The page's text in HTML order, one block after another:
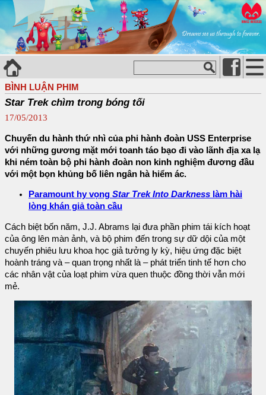
BÌNH LUẬN PHIM
Star Trek chìm trong bóng tối
17/05/2013
Chuyến du hành thứ nhì của phi hành đoàn USS Enterprise
với những gương mặt mới toanh táo bạo đi vào lãnh địa xa lạ
khi ném toàn bộ phi hành đoàn non kinh nghiệm đương đầu
với một bọn khủng bố liên ngân hà hiểm ác.
Paramount hy vọng Star Trek Into Darkness làm hài
lòng khán giả toàn cầu
Cách biệt bốn năm, J.J. Abrams lại đưa phần phim tái kích hoạt
của ông lên màn ảnh, và bộ phim đến trong sự dữ dội của một
chuyến phiêu lưu khoa học giả tưởng ly kỳ, hiệu ứng đặc biệt
hoành tráng và – quan trọng nhất là – phát triển tinh tế hơn cho
các nhân vật của loạt phim vừa quen thuộc đồng thời vẫn mới
mẻ.